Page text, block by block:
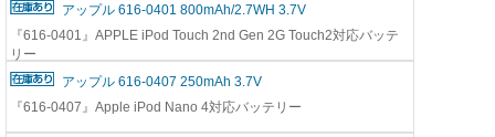
アップル 616-0401 800mAh/2.7WH 3.7V
『616-0401』APPLE iPod Touch 2nd Gen 2G Touch2対応バッテ
リー
アップル 616-0407 250mAh 3.7V
『616-0407』Apple iPod Nano 4対応バッテリー